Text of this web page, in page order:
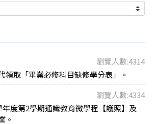
瀏覽人數:4314
領取「畢業必修科目缺修學分表」。
瀏覽人數:4334
年度第2學期通識教育微學程【護照】及
。